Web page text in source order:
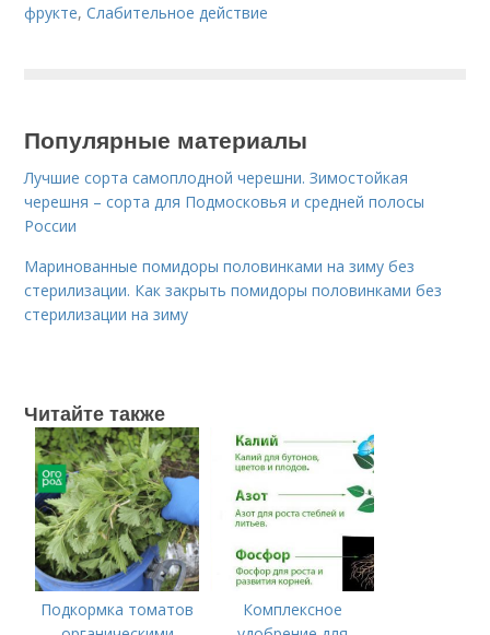
фрукте,Слабительное действие
Популярные материалы
Лучшие сорта самоплодной черешни. Зимостойкая
черешня – сорта для Подмосковья и средней полосы
России
Маринованные помидоры половинками на зиму без
стерилизации. Как закрыть помидоры половинками без
стерилизации на зиму
Читайте также
Подкормка томатов
Комплексное